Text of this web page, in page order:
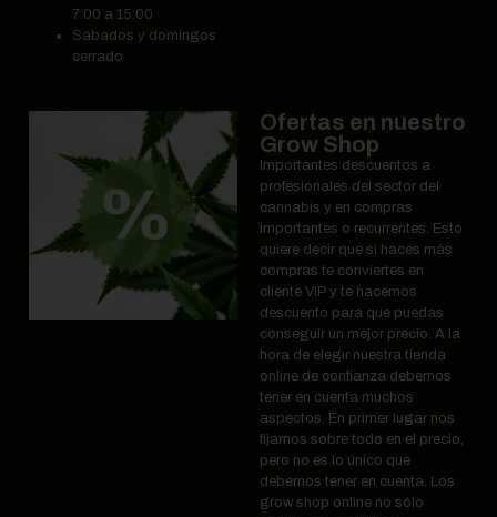
7:00 a 15:00
Sábados y domingos
cerrado
Ofertas en nuestro
Grow Shop
Importantes descuentos a
profesionales del sector del
cannabis y en compras
importantes o recurrentes. Esto
quiere decir que si haces más
compras te conviertes en
cliente VIP y te hacemos
descuento para que puedas
conseguir un mejor precio. A la
hora de elegir nuestra tienda
online de confianza debemos
tener en cuenta muchos
aspectos. En primer lugar nos
fijamos sobre todo en el precio,
pero no es lo único que
debemos tener en cuenta. Los
grow shop online no sólo